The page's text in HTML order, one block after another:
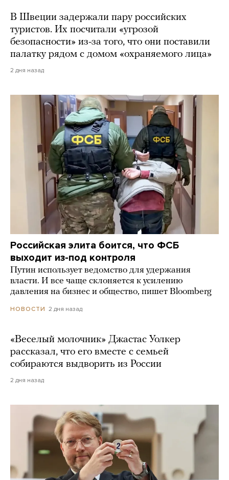
В Швеции задержали пару российских
туристов. Их посчитали «угрозой
безопасности» из-за того, что они поставили
палатку рядом с домом «охраняемого лица»
2 дня назад
Российская элита боится, что ФСБ
выходит из-под контроля
Путин использует ведомство для удержания
власти. И все чаще склоняется к усилению
давления на бизнес и общество, пишет Bloomberg
НОВОСТИ 2 дня назад
«Веселый молочник» Джастас Уолкер
рассказал, что его вместе с семьей
собираются выдворить из России
2 дня назад